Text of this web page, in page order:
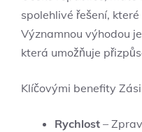
spolehlivé řešení,
Významnou výhodou je
která umožňuje
Klíčovými benefity
Rychlost –